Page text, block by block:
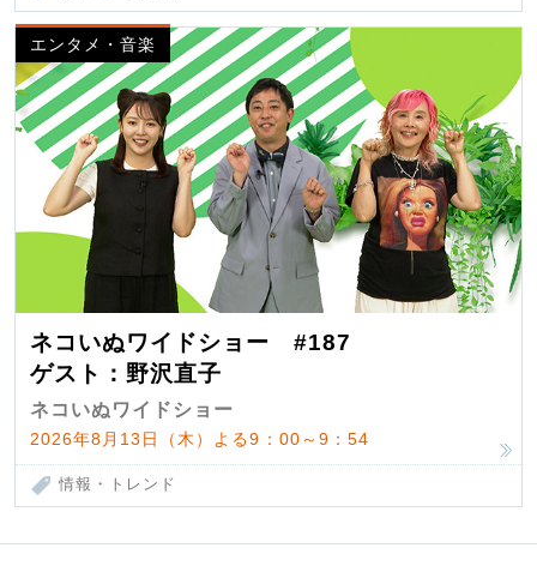
エンタメ・音楽
ネコいぬワイドショー #187
ゲスト：野沢直子
ネコいぬワイドショー
2026年8月13日（木）よる9：00～9：54
情報・トレンド